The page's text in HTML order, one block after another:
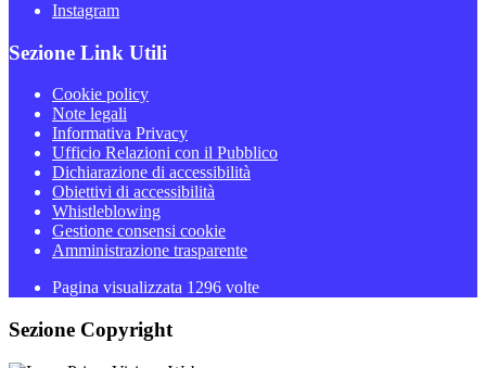
Instagram
Sezione Link Utili
Cookie policy
Note legali
Informativa Privacy
Ufficio Relazioni con il Pubblico
Dichiarazione di accessibilità
Obiettivi di accessibilità
Whistleblowing
Gestione consensi cookie
Amministrazione trasparente
Pagina visualizzata 1296 volte
Sezione Copyright